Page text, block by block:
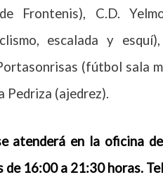
Frontenis), C.D.
escalada y
(fútbol sala
Pedriza (ajedrez).
atenderá en la oficina
de 16:00 a 21:30 horas.